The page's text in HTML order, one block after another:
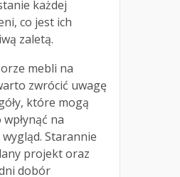
każdej
co jest ich
zaletą.
mebli na
zwrócić uwagę
które mogą
wpłynąć na
Starannie
projekt oraz
dobór